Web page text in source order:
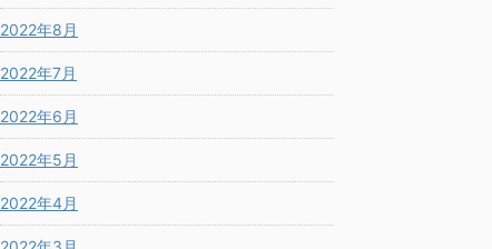
2022年8月
2022年7月
2022年6月
2022年5月
2022年4月